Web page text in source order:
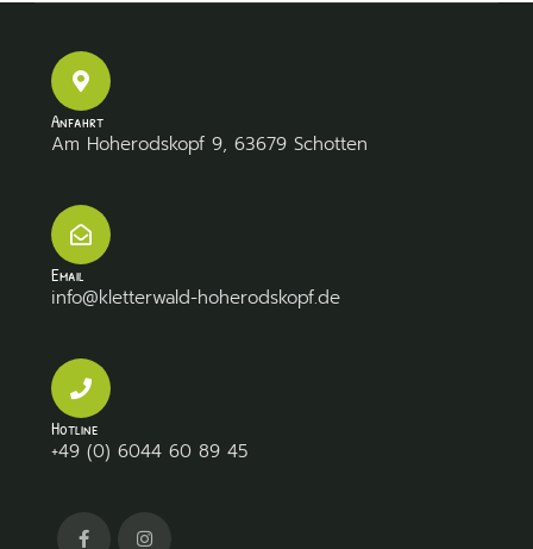
Anfahrt
Am Hoherodskopf 9, 63679 Schotten
Email
info@kletterwald-hoherodskopf.de
Hotline
+49 (0) 6044 60 89 45